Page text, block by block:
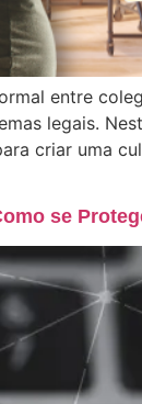
entre
legais.
criar uma
se